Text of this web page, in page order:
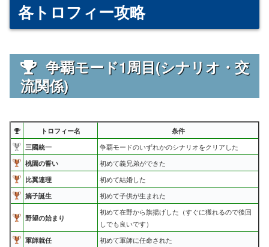
各トロフィー攻略
争覇モード1周目(シナリオ・交
流関係)
トロフィー名
条件
三國統一
争覇モードのいずれかのシナリオをクリアした
桃園の誓い
初めて義兄弟ができた
比翼連理
初めて結婚した
嫡子誕生
初めて子供が生まれた
野望の始まり
初めて在野から旗揚げした（すぐに獲れるので後回
しでも良いです）
軍師就任
初めて軍師に任命された